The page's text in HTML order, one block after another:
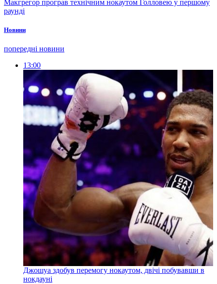
Макгрегор програв технічним нокаутом Голловею у першому
раунді
Новини
попередні новини
13:00
Джошуа здобув перемогу нокаутом, двічі побувавши в
нокдауні